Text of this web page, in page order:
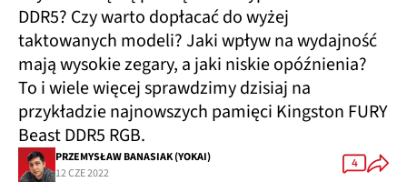
DDR5? Czy warto dopłacać do wyżej
taktowanych modeli? Jaki wpływ na wydajność
mają wysokie zegary, a jaki niskie opóźnienia?
To i wiele więcej sprawdzimy dzisiaj na
przykładzie najnowszych pamięci Kingston FURY
Beast DDR5 RGB.
PRZEMYSŁAW BANASIAK (YOKAI)
12 CZE 2022
4